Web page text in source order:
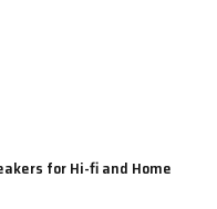
for Hi-fi and Home